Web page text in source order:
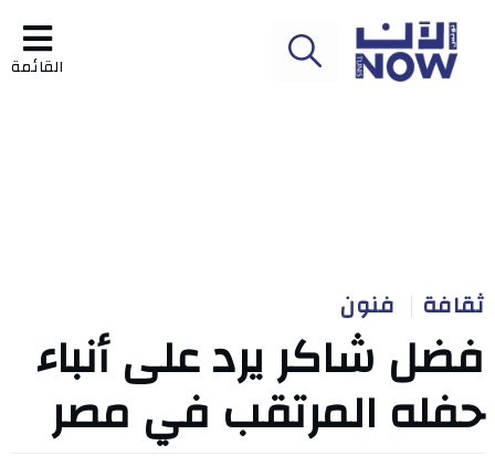
القائمة
ثقافة فنون
فضل شاكر يرد على أنباء
حفله المرتقب في مصر